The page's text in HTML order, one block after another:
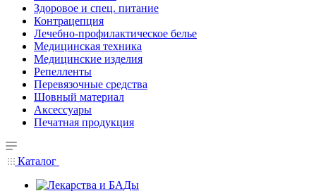
Здоровое и спец. питание
Контрацепция
Лечебно-профилактическое белье
Медицинская техника
Медицинские изделия
Репелленты
Перевязочные средства
Шовный материал
Аксессуары
Печатная продукция
Каталог